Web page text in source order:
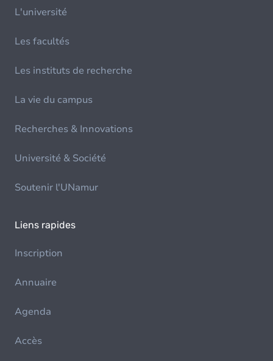
L'université
Les facultés
Les instituts de recherche
La vie du campus
Recherches & Innovations
Université & Société
Soutenir l'UNamur
Liens rapides
Inscription
Annuaire
Agenda
Accès